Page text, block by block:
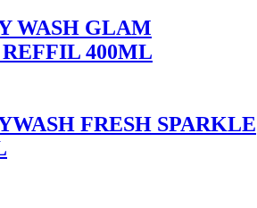
WASH GLAM
400ML
FRESH SPARKLE